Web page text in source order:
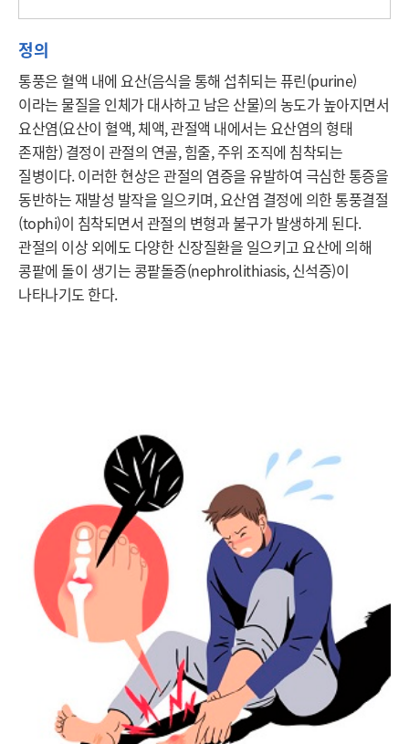
정의
통풍은 혈액 내에 요산(음식을 통해 섭취되는 퓨린(purine)
이라는 물질을 인체가 대사하고 남은 산물)의 농도가 높아지면서
요산염(요산이 혈액, 체액, 관절액 내에서는 요산염의 형태
존재함) 결정이 관절의 연골, 힘줄, 주위 조직에 침착되는
질병이다. 이러한 현상은 관절의 염증을 유발하여 극심한 통증을
동반하는 재발성 발작을 일으키며, 요산염 결정에 의한 통풍결절
(tophi)이 침착되면서 관절의 변형과 불구가 발생하게 된다.
관절의 이상 외에도 다양한 신장질환을 일으키고 요산에 의해
콩팥에 돌이 생기는 콩팥돌증(nephrolithiasis, 신석증)이
나타나기도 한다.